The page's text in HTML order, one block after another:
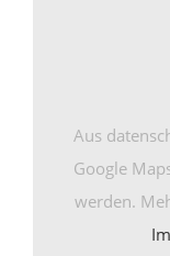
Aus
Google
werden.